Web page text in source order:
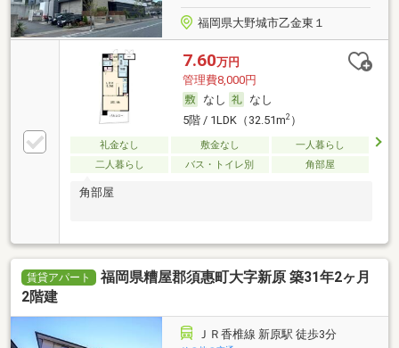
福岡県大野城市乙金東１
7.60万円
管理費8,000円
なし
なし
5階 / 1LDK（32.51m2）
礼金なし 敷金なし
一人暮らし
二人暮らし
バス・トイレ別 角部屋
角部屋
賃貸アパート
福岡県糟屋郡須惠町大字新原 築31年2ヶ月
2階建
ＪＲ香椎線 新原駅 徒歩3分